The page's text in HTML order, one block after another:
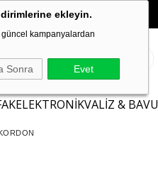
ekleyin.
kampanyalardan
Sonra Evet
ELEKTRONİKVALİZ &